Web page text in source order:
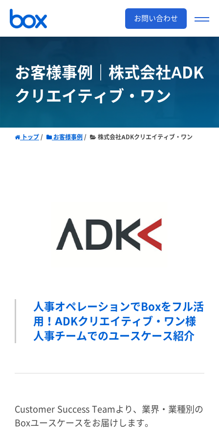
お問い合わせ
お客様事例｜株式会社ADK
クリエイティブ・ワン
トップ お客様事例 株式会社ADKクリエイティブ・ワン
人事オペレーションでBoxをフル活
用！ ADKクリエイティブ・ワン様
人事チームでのユースケース紹介
Customer Success Teamより、業界・業種別の
Boxユースケースをお届けします。